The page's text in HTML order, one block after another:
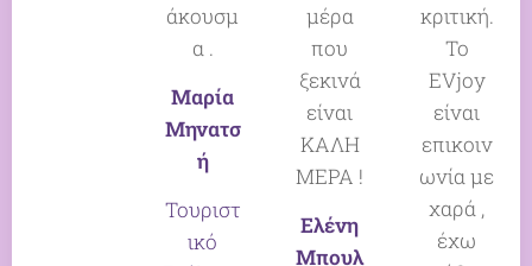
άκουσμ
α .
Μαρία
Μηνατσ
ή
Τουριστ
ικό
μέρα
που
ξεκινά
είναι
ΚΑΛΗ
ΜΕΡΑ !
Ελένη
Μπουλ
κριτική.
Το
EVjoy
είναι
επικοιν
ωνία με
χαρά ,
έχω